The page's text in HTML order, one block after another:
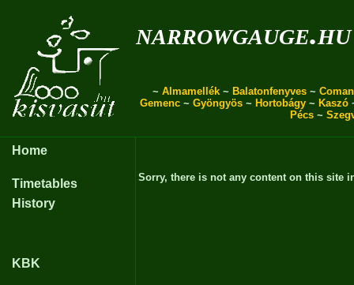
narrowgauge.hu
~ Almamellék ~ Balatonfenyves ~
Gemenc ~ Gyöngyös ~ Hortobágy ~ Kaszó
Pécs ~
Home
Timetables
History
KBK
Sorry, there is not any content on this site